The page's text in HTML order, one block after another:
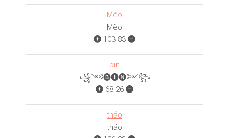
Mèo
Mèo
103 83
bin
꧁༺🅑🅘🅝༻꧂
68 26
thảo
thảo